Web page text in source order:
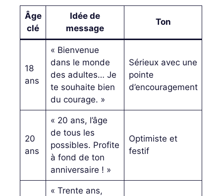
Âge
clé
Idée de
message
Ton
18
ans
« Bienvenue
dans le monde
des adultes… Je
te souhaite bien
du courage. »
Sérieux avec une
pointe
d’encouragement
20
ans
« 20 ans, l’âge
de tous les
possibles. Profite
à fond de ton
anniversaire ! »
Optimiste et
festif
« Trente ans,